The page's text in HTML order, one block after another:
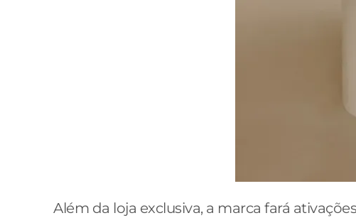
Além da loja exclusiva, a marca fará